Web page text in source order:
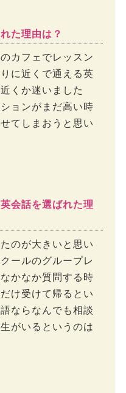
た理由は？
カフェでレッスン
に近くで通える英
くか迷いました
ョンがまだ高い時
てしまおうと思い
会話を選ばれた理
のが大きいと思い
ールのグループレ
かなか質問する時
け受けて帰るとい
ならなんでも相談
がいるというのは